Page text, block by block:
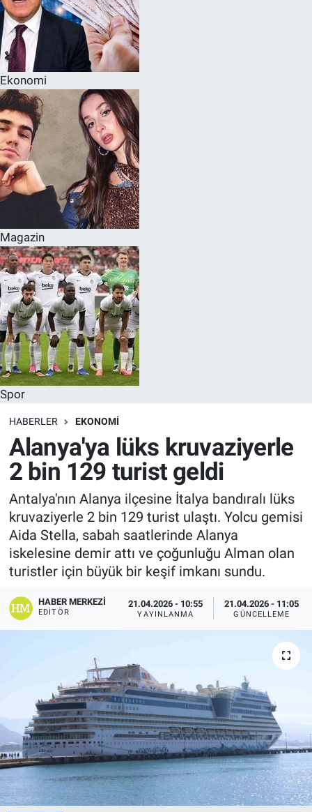
Ekonomi
Magazin
Spor
HABERLER EKONOMI
Alanya'ya lüks kruvaziyerle
2 bin 129 turist geldi
Antalya'nın Alanya ilçesine İtalya bandıralı lüks
kruvaziyerle 2 bin 129 turist ulaştı. Yolcu gemisi
Aida Stella, sabah saatlerinde Alanya
iskelesine demir attı ve çoğunluğu Alman olan
turistler için büyük bir keşif imkanı sundu.
HABER MERKEZI
EDITÖR
21.04.2026 - 10:55
YAYINLANMA
21.04.2026 - 11:05
GÜNCELLEME